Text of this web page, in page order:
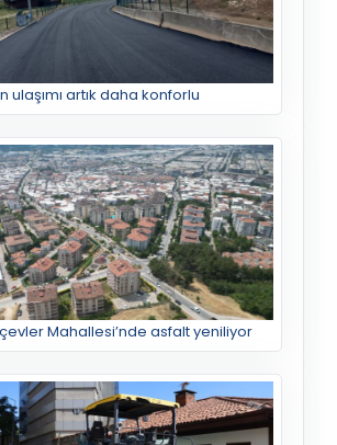
ulaşımı artık daha konforlu
Mahallesi’nde asfalt yeniliyor